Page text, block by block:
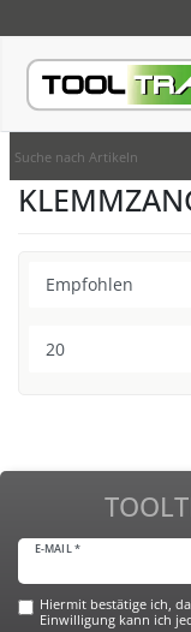
E-MAIL *
Hiermit bestätige ich,
Einwilligung kann ich